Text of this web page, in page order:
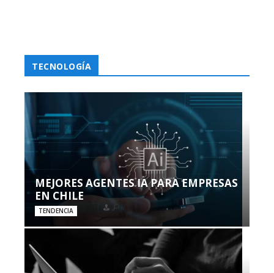
TECNOLOGÍA
MEJORES AGENTES IA PARA EMPRESAS
EN CHILE
TENDENCIA